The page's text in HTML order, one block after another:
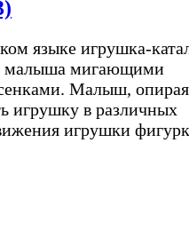
языке игрушка-
малыша мигающими
Малыш,
игрушку в различных
игрушки